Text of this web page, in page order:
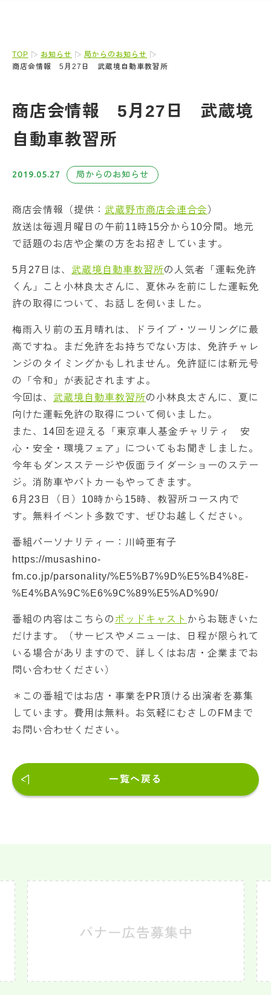
TOP お知らせ
局からのお知らせ
商店会情報 5月27日 武蔵境自動車教習所
商店会情報 5月27日 武蔵境
自動車教習所
2019.05.27 局からのお知らせ
商店会情報（提供： 武蔵野市商店会連合会 ）
放送は毎週月曜日の午前11時15分から10分間。地元
で話題のお店や企業の方をお招きしています。
5月27日は、 武蔵境自動車教習所の人気者「運転免許
くん」こと小林良太さんに、夏休みを前にした運転免
許の取得について、お話しを伺いました。
梅雨入り前の五月晴れは、ドライブ・ツーリングに最
高ですね。まだ免許をお持ちでない方は、免許チャレ
ンジのタイミングかもしれません。免許証には新元号
の「令和」が表記されますよ。
今回は、 武蔵境自動車教習所の小林良太さんに、夏に
向けた運転免許の取得について伺いました。
また、14回を迎える「東京車人基金チャリティ 安
心・安全・環境フェア」についてもお聞きしました。
今年もダンスステージや仮面ライダーショーのステー
ジ。消防車やパトカーもやってきます。
6月23日（日）10時から15時、教習所コース内で
す。無料イベント多数です、ぜひお越しください。
番組パーソナリティー：川崎亜有子
https://musashino-
fm.co.jp/parsonality/%E5%B7%9D%E5%B4%8E-
%E4%BA%9C%E6%9C%89%E5%AD%90/
番組の内容はこちらの ポッドキャスト からお聴きいた
だけます。（サービスやメニューは、日程が限られて
いる場合がありますので、詳しくはお店・企業までお
問い合わせください）
＊この番組ではお店・事業をPR頂ける出演者を募集
しています。費用は無料。お気軽にむさしのFMまで
お問い合わせください。
一覧へ戻る